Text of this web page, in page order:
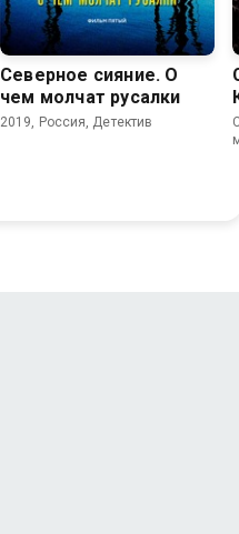
Северное сияние. О
чем молчат русалки
2019, Россия, Детектив